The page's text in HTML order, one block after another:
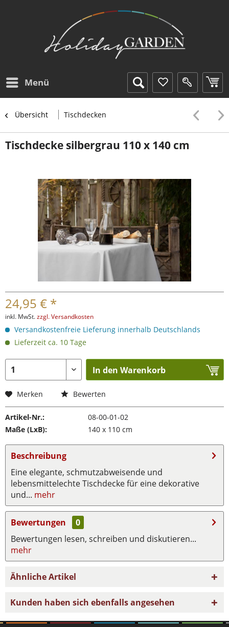
Menü
Übersicht Tischdecken
Tischdecke silbergrau 110 x 140 cm
24,95 € *
inkl. MwSt.zzgl. Versandkosten
Versandkostenfreie Lieferung innerhalb Deutschlands
Lieferzeit ca. 10 Tage
In den Warenkorb
Merken Bewerten
Artikel-Nr.:
08-00-01-02
Maße (LxB):
140 x 110 cm
Beschreibung
Eine elegante, schmutzabweisende und
lebensmittelechte Tischdecke für eine dekorative
und... mehr
Bewertungen
0
Bewertungen lesen, schreiben und diskutieren...
mehr
Ähnliche Artikel
Kunden haben sich ebenfalls angesehen